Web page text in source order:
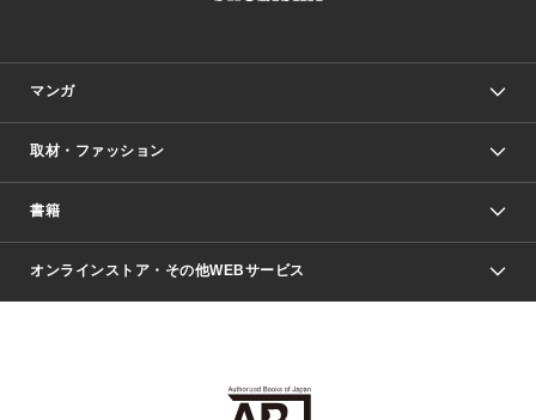
マンガ
少年マンガ
Vジャンプ
週刊ヤングジャンプ
取材・ファッション
Seventeen
芸能・情報・スポーツ
書籍
文芸・文庫・総合
ライトノベル・ノベライズ
オンラインストア・その他WEBサービス